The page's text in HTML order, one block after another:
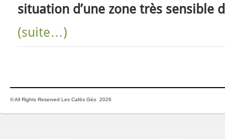
situation d’une zone très sensible
(suite…)
© All Rights Reserved Les Cafés Géo 2026